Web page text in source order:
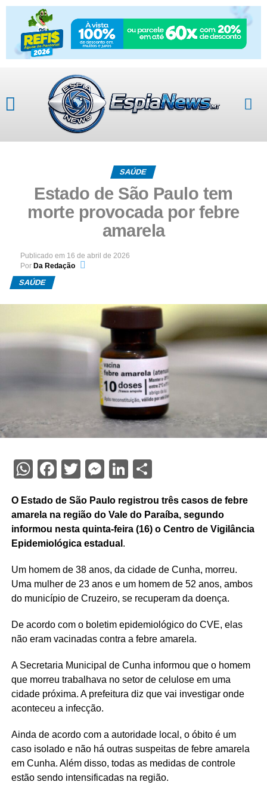
SAÚDE
Estado de São Paulo tem
morte provocada por febre
amarela
Publicado em 16 de abril de 2026
Por Da Redação
SAÚDE
WhatsApp
Facebook
Twitter
Messenger
LinkedIn
Share
O Estado de São Paulo registrou três casos de febre
amarela na região do Vale do Paraíba, segundo
informou nesta quinta-feira (16) o Centro de Vigilância
Epidemiológica estadual .
Um homem de 38 anos, da cidade de Cunha, morreu.
Uma mulher de 23 anos e um homem de 52 anos, ambos
do município de Cruzeiro, se recuperam da doença.
De acordo com o boletim epidemiológico do CVE, elas
não eram vacinadas contra a febre amarela.
A Secretaria Municipal de Cunha informou que o homem
que morreu trabalhava no setor de celulose em uma
cidade próxima. A prefeitura diz que vai investigar onde
aconteceu a infecção.
Ainda de acordo com a autoridade local, o óbito é um
caso isolado e não há outras suspeitas de febre amarela
em Cunha. Além disso, todas as medidas de controle
estão sendo intensificadas na região.